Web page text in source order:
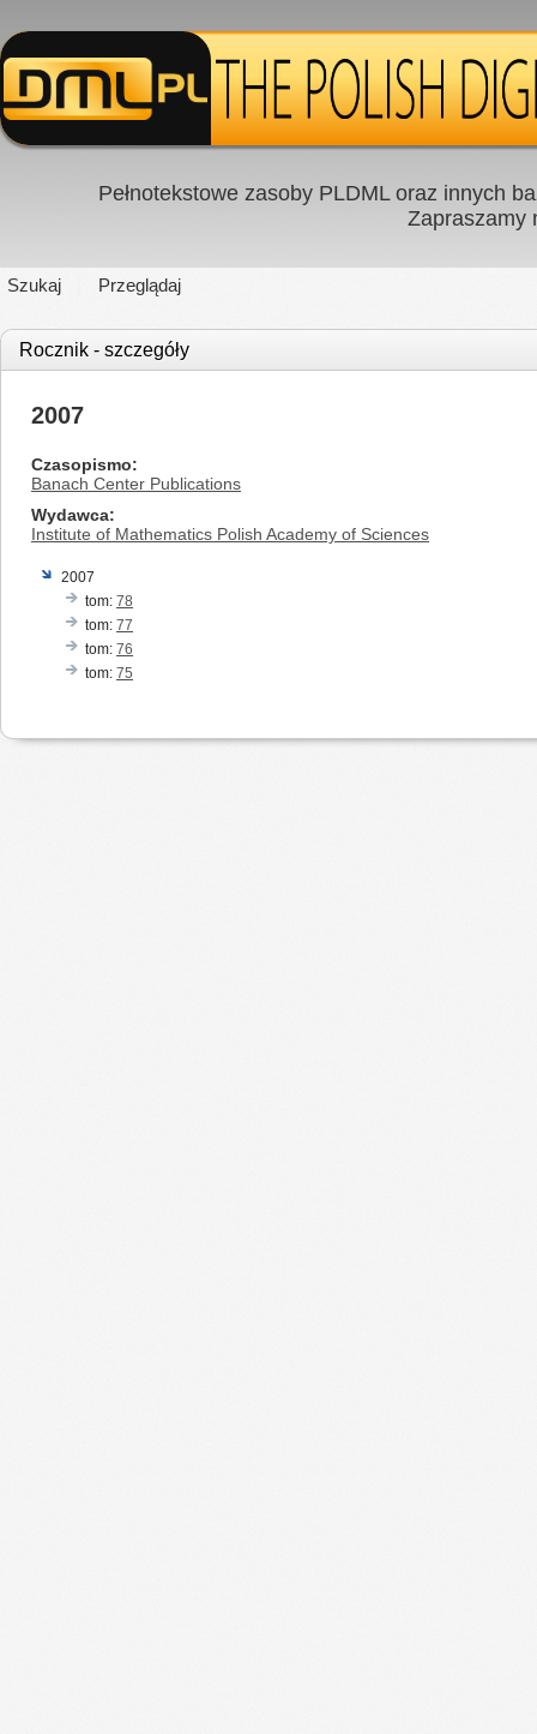
Pełnotekstowe zasoby PLDML oraz innych
Zapraszamy
Szukaj Przeglądaj
Rocznik - szczegóły
2007
Czasopismo
Banach Center Publications
Wydawca
Institute of Mathematics Polish Academy of Sciences
2007
tom: 78
tom: 77
tom: 76
tom: 75